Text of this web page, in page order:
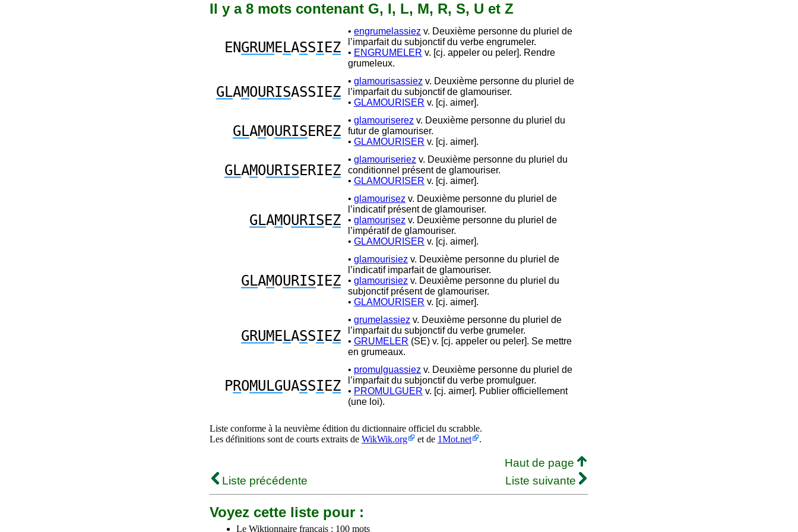
Il y a 8 mots contenant G, I, L, M, R, S, U et Z
ENGRUM E LASSI EZ
• engrumelassiez v. Deuxième personne du pluriel de
l’imparfait du subjonctif du verbe engrumeler.
• ENGRUMELER v. [cj. appeler ou peler]. Rendre
grumeleux.
GLAMOURISASSIEZ
• glamourisassiez v. Deuxième personne du pluriel de
l’imparfait du subjonctif de glamouriser.
• GLAMOURISER v. [cj. aimer].
GLAMOURISEREZ
• glamouriserez v. Deuxième personne du pluriel du
futur de glamouriser.
• GLAMOURISER v. [cj. aimer].
GLAMOURISERIEZ
• glamouriseriez v. Deuxième personne du pluriel du
conditionnel présent de glamouriser.
• GLAMOURISER v. [cj. aimer].
GLAMOURISEZ
• glamourisez v. Deuxième personne du pluriel de
l’indicatif présent de glamouriser.
• glamourisez v. Deuxième personne du pluriel de
l’impératif de glamouriser.
• GLAMOURISER v. [cj. aimer].
GLAMOURISIEZ
• glamourisiez v. Deuxième personne du pluriel de
l’indicatif imparfait de glamouriser.
• glamourisiez v. Deuxième personne du pluriel du
subjonctif présent de glamouriser.
• GLAMOURISER v. [cj. aimer].
GRUM E LASSI EZ
• grumelassiez v. Deuxième personne du pluriel de
l’imparfait du subjonctif du verbe grumeler.
• GRUMELER (SE) v. [cj. appeler ou peler]. Se mettre
en grumeaux.
PROMULGUASSI EZ
• promulguassiez v. Deuxième personne du pluriel de
l’imparfait du subjonctif du verbe promulguer.
• PROMULGUER v. [cj. aimer]. Publier officiellement
(une loi).
Liste conforme à la neuvième édition du dictionnaire officiel du scrabble.
Les définitions sont de courts extraits de WikWik.org et de 1Mot.net .
Haut de page
Liste précédente
Liste suivante
Voyez cette liste pour :
Le Wiktionnaire français : 100 mots